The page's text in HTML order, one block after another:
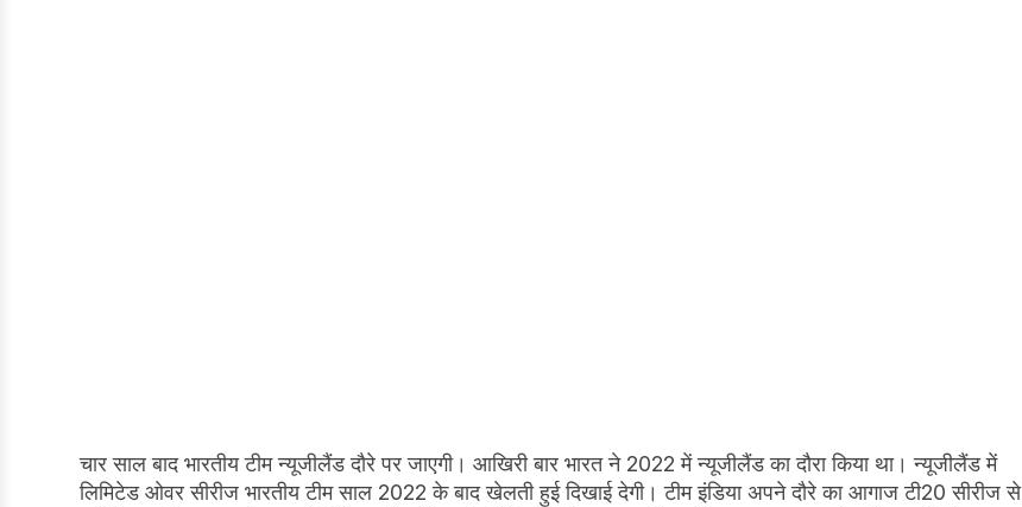
चार साल बाद भारतीय टीम न्यूजीलैंड दौरे पर जाएगी। आखिरी बार भारत ने 2022 में न्यूजीलैंड का दौरा किया था। न्यूजीलैंड में
लिमिटेड ओवर सीरीज भारतीय टीम साल 2022 के बाद खेलती हुई दिखाई देगी। टीम इंडिया अपने दौरे का आगाज टी20 सीरीज से